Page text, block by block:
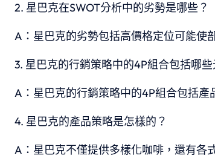
星巴克在SWOT分析中的劣勢是哪些？
A：星巴克的劣勢包括高價格定位可能使
星巴克的行銷策略中的4P組合包括哪些
A：星巴克的行銷策略中的4P組合包括產
星巴克的產品策略是怎樣的？
A：星巴克不僅提供多樣化咖啡，還有各